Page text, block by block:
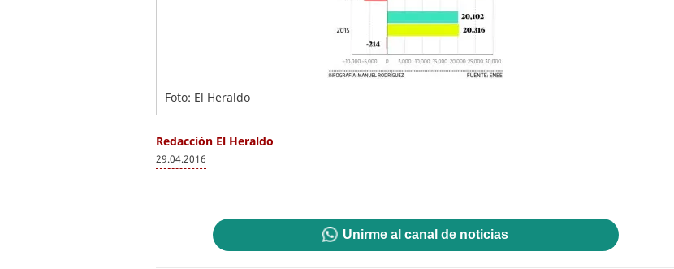
Foto: El Heraldo
Redacción El Heraldo
29.04.2016
Unirme al canal de noticias